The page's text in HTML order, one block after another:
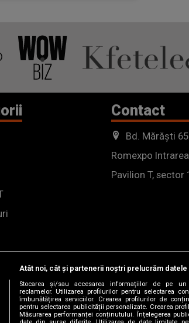
Contact
Bd. Mărăști
Romexpo
Pavilion T, sector
Atât noi, cât și partenerii noștri prelucrăm
Stocarea și/sau accesarea informațiilor de pe un
reclamelor. Utilizarea profilurilor pentru selectarea
îmbunătățirea serviciilor. Crearea profilurilor de
pentru selectarea publicității personalizate. Crearea
Măsurarea performanței conținutului. Înțelegerea